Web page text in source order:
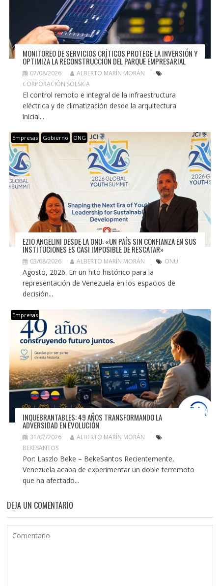
MONITOREO DE SERVICIOS CRÍTICOS PROTEGE LA INVERSIÓN Y
OPTIMIZA LA RECONSTRUCCIÓN DEL PARQUE EMPRESARIAL
07/08/2026
ALBERTO MARÍN MORÁN
CORPORACIÓN SOLSICA
El control remoto e integral de la infraestructura
eléctrica y de climatización desde la arquitectura
inicial...
Empresas Gobierno ONG
EZIO ANGELINI DESDE LA ONU: «UN PAÍS SIN CONFIANZA EN SUS
INSTITUCIONES ES CASI IMPOSIBLE DE RESCATAR»
03/08/2026 ALBERTO MARÍN MORÁN ONU
Agosto, 2026. En un hito histórico para la
representación de Venezuela en los espacios de
decisión...
Empresas
INQUEBRANTABLES: 49 AÑOS TRANSFORMANDO LA
ADVERSIDAD EN EVOLUCIÓN
31/07/2026
ALBERTO MARÍN MORÁN
BEKESANTOS
Por: Laszlo Beke – BekeSantos Recientemente,
Venezuela acaba de experimentar un doble terremoto
que ha afectado...
DEJA UN COMENTARIO